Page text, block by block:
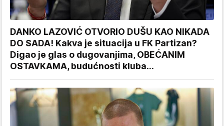
DANKO LAZOVIĆ OTVORIO DUŠU KAO NIKADA
DO SADA! Kakva je situacija u FK Partizan?
Digao je glas o dugovanjima, OBEĆANIM
OSTAVKAMA, budućnosti kluba...